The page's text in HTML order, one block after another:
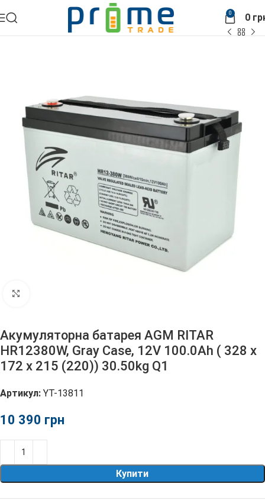
0 0
Акумуляторна батарея AGM RITAR
HR12380W, Gray Case, 12V 100.0Ah ( 328 х
172 х 215 (220)) 30.50kg Q1
Артикул: YT-13811
грн
Купити